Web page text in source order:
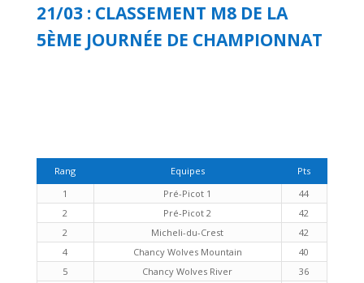
21/03 : CLASSEMENT M8 DE LA
5ÈME JOURNÉE DE CHAMPIONNAT
Rang Equipes
Pts
1
Pré-Picot 1
44
2
Pré-Picot 2
42
2
Micheli-du-Crest
42
4
Chancy Wolves Mountain
40
5
Chancy Wolves River
36